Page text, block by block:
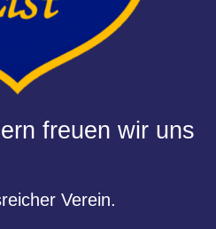
freuen wir uns
Verein.